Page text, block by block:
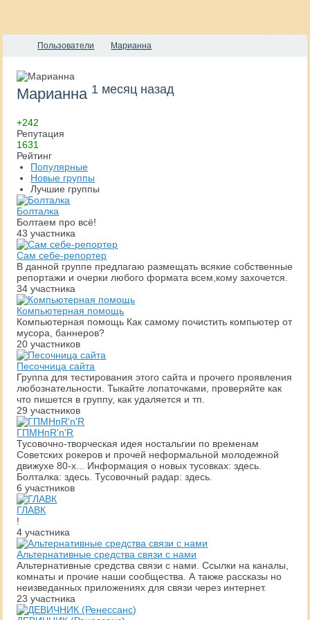
Пользователи Марианна
Марианна 1 месяц назад
+242
Репутация
1631
Рейтинг
Популярные
Новые группы
Лучшие группы
Болталка
Болтаем про всё!
43 участника
Сам себе-репортер
В данной группе предлагаю размещать всякие собственные
репортажи и очерки любого формата всем,кому захочется.
34 участника
Компьютерная помощь
Компьютерная помощь Как самому почистить компьютер от
мусора, баннеров?
20 участников
Песочница сайта
Группа для тестирования этого сайта и прочего проявления
любознательности. Тыкайте лопаточками, проверяйте как
что пишется в группу, как удаляется и тп.
29 участников
ГПМНпR'n'R
Тусовочно-творческая идея ностальгии по временам
Советских рокеров и прочей неформальной молодежной
движухе 80-х... Информация о новых тусовках: здесь.
Болталка: здесь. Тусовочный радар: здесь.
6 участников
ГЛАВК
!
4 участника
Альтернативные средства связи с нами
Альтернативные средства связи с нами. Ссылки на каналы,
комнаты и прочие наши сообщества. А также рассказы но
неизведанных приложениях для связи через интернет.
23 участника